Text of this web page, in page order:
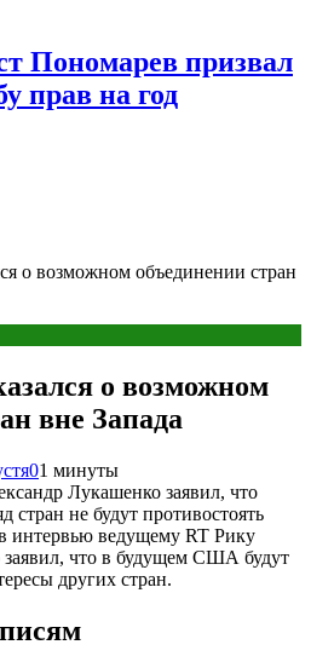
Пономарев призвал
прав на год
о возможном объединении стран
о возможном
вне Запада
01 минуты
Лукашенко заявил, что
стран не будут противостоять
интервью ведущему RT Рику
заявил, что в будущем США будут
других стран.